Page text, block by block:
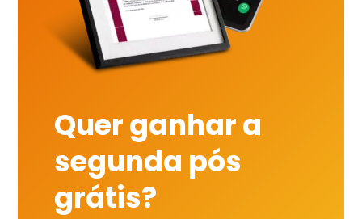
Quer ganhar a
segunda pós
grátis?